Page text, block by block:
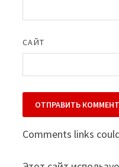
САЙТ
Comments links